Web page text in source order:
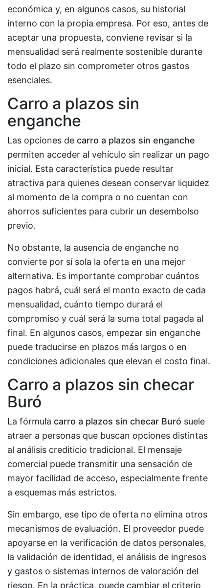
económica y, en algunos casos, su historial
interno con la propia empresa. Por eso, antes de
aceptar una propuesta, conviene revisar si la
mensualidad será realmente sostenible durante
todo el plazo sin comprometer otros gastos
esenciales.
Carro a plazos sin
enganche
Las opciones de carro a plazos sin enganche
permiten acceder al vehículo sin realizar un pago
inicial. Esta característica puede resultar
atractiva para quienes desean conservar liquidez
al momento de la compra o no cuentan con
ahorros suficientes para cubrir un desembolso
previo.
No obstante, la ausencia de enganche no
convierte por sí sola la oferta en una mejor
alternativa. Es importante comprobar cuántos
pagos habrá, cuál será el monto exacto de cada
mensualidad, cuánto tiempo durará el
compromiso y cuál será la suma total pagada al
final. En algunos casos, empezar sin enganche
puede traducirse en plazos más largos o en
condiciones adicionales que elevan el costo final.
Carro a plazos sin checar
Buró
La fórmula carro a plazos sin checar Buró suele
atraer a personas que buscan opciones distintas
al análisis crediticio tradicional. El mensaje
comercial puede transmitir una sensación de
mayor facilidad de acceso, especialmente frente
a esquemas más estrictos.
Sin embargo, ese tipo de oferta no elimina otros
mecanismos de evaluación. El proveedor puede
apoyarse en la verificación de datos personales,
la validación de identidad, el análisis de ingresos
y gastos o sistemas internos de valoración del
riesgo. En la práctica, puede cambiar el criterio